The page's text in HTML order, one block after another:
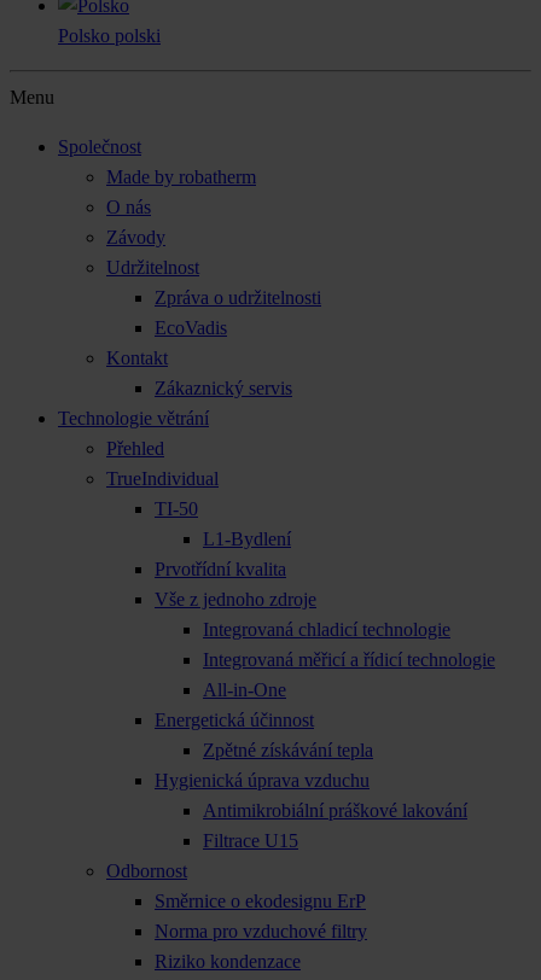
Polsko polski
Menu
Společnost
Made by robatherm
O nás
Závody
Udržitelnost
Zpráva o udržitelnosti
EcoVadis
Kontakt
Zákaznický servis
Technologie větrání
Přehled
TrueIndividual
TI-50
L1-Bydlení
Prvotřídní kvalita
Vše z jednoho zdroje
Integrovaná chladicí technologie
Integrovaná měřicí a řídicí technologie
All-in-One
Energetická účinnost
Zpětné získávání tepla
Hygienická úprava vzduchu
Antimikrobiální práškové lakování
Filtrace U15
Odbornost
Směrnice o ekodesignu ErP
Norma pro vzduchové filtry
Riziko kondenzace